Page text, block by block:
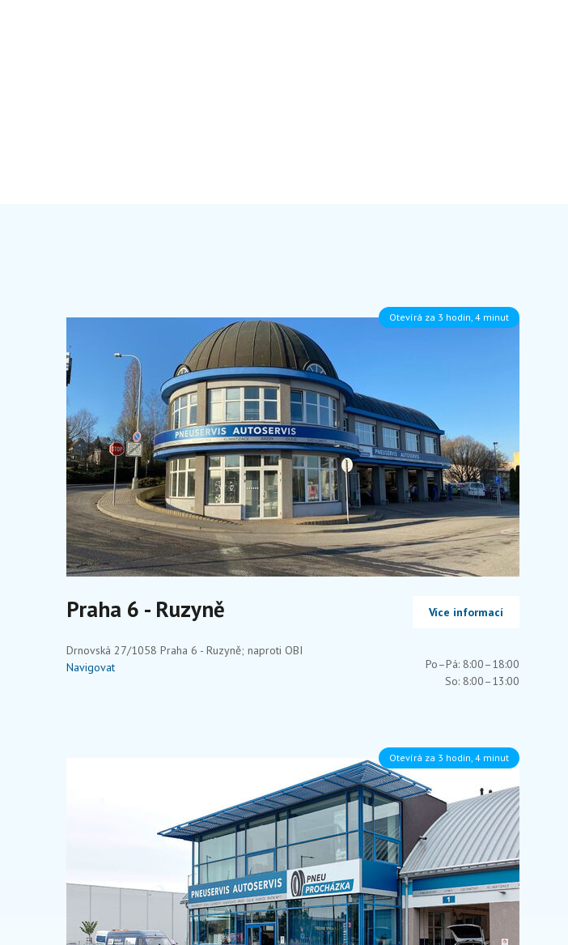
Otevírá za 3 hodin, 4 minut
Praha 6 - Ruzyně
Drnovská 27/1058 Praha 6 - Ruzyně; naproti OBI
Navigovat
Více informací
Po–Pá: 8:00–18:00
So: 8:00–13:00
Otevírá za 3 hodin, 4 minut